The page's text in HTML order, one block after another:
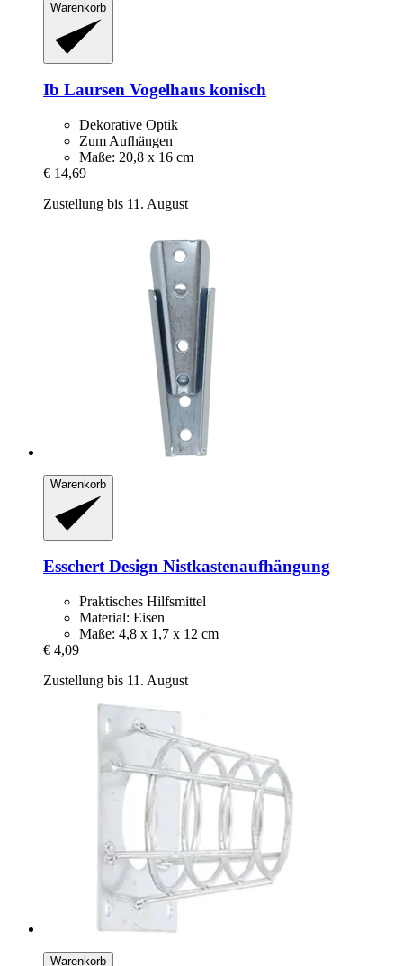
Warenkorb
Ib Laursen Vogelhaus konisch
Dekorative Optik
Zum Aufhängen
Maße: 20,8 x 16 cm
€ 14,69
Zustellung bis 11. August
Warenkorb
Esschert Design Nistkastenaufhängung
Praktisches Hilfsmittel
Material: Eisen
Maße: 4,8 x 1,7 x 12 cm
€ 4,09
Zustellung bis 11. August
Warenkorb